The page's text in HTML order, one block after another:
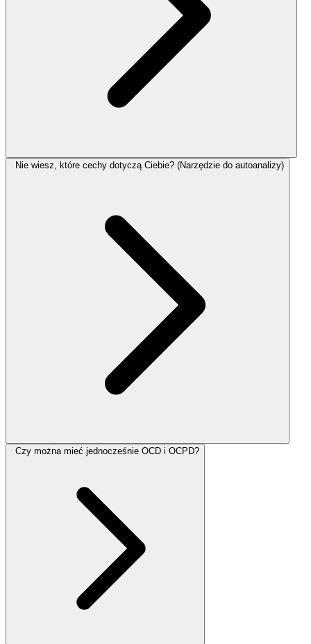
Nie wiesz, które cechy dotyczą Ciebie? (Narzędzie do autoanalizy)
Czy można mieć jednocześnie OCD i OCPD?